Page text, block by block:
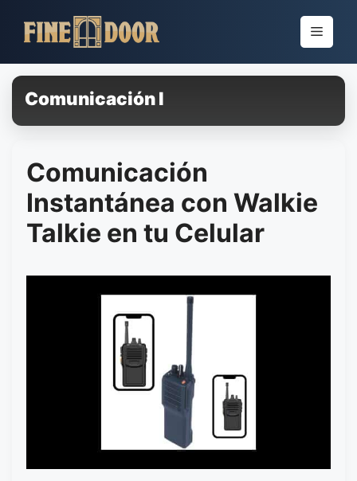
para
conteúdo
Menu
Comunicación I
Comunicación
Instantánea con Walkie
Talkie en tu Celular